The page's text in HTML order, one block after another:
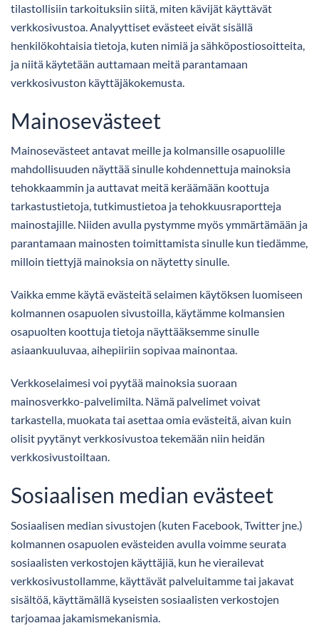
tilastollisiin tarkoituksiin siitä, miten kävijät käyttävät
verkkosivustoa. Analyyttiset evästeet eivät sisällä
henkilökohtaisia tietoja, kuten nimiä ja sähköpostiosoitteita,
ja niitä käytetään auttamaan meitä parantamaan
verkkosivuston käyttäjäkokemusta.
Mainosevästeet
Mainosevästeet antavat meille ja kolmansille osapuolille
mahdollisuuden näyttää sinulle kohdennettuja mainoksia
tehokkaammin ja auttavat meitä keräämään koottuja
tarkastustietoja, tutkimustietoa ja tehokkuusraportteja
mainostajille. Niiden avulla pystymme myös ymmärtämään ja
parantamaan mainosten toimittamista sinulle kun tiedämme,
milloin tiettyjä mainoksia on näytetty sinulle.
Vaikka emme käytä evästeitä selaimen käytöksen luomiseen
kolmannen osapuolen sivustoilla, käytämme kolmansien
osapuolten koottuja tietoja näyttääksemme sinulle
asiaankuuluvaa, aihepiiriin sopivaa mainontaa.
Verkkoselaimesi voi pyytää mainoksia suoraan
mainosverkko-palvelimilta. Nämä palvelimet voivat
tarkastella, muokata tai asettaa omia evästeitä, aivan kuin
olisit pyytänyt verkkosivustoa tekemään niin heidän
verkkosivustoiltaan.
Sosiaalisen median evästeet
Sosiaalisen median sivustojen (kuten Facebook, Twitter jne.)
kolmannen osapuolen evästeiden avulla voimme seurata
sosiaalisten verkostojen käyttäjiä, kun he vierailevat
verkkosivustollamme, käyttävät palveluitamme tai jakavat
sisältöä, käyttämällä kyseisten sosiaalisten verkostojen
tarjoamaa jakamismekanismia.